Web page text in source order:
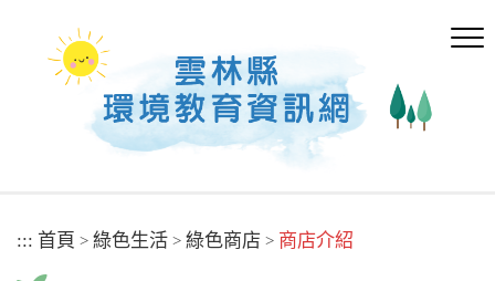
::: 首頁 > 綠色生活 > 綠色商店 > 商店介紹